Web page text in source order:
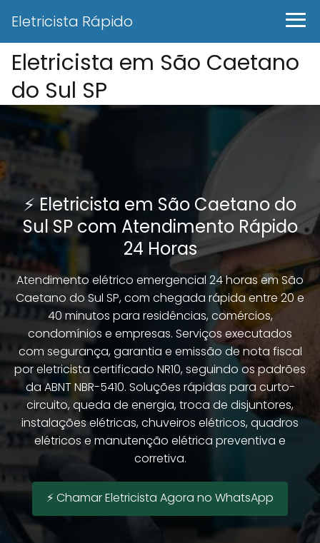
Eletricista Rápido
Eletricista em São Caetano
do Sul SP
⚡ Eletricista em São Caetano do
Sul SP com Atendimento Rápido
24 Horas
Atendimento elétrico emergencial 24 horas em São
Caetano do Sul SP, com chegada rápida entre 20 e
40 minutos para residências, comércios,
condomínios e empresas. Serviços executados
com segurança, garantia e emissão de nota fiscal
por eletricista certificado NR10, seguindo os padrões
da ABNT NBR-5410. Soluções rápidas para curto-
circuito, queda de energia, troca de disjuntores,
instalações elétricas, chuveiros elétricos, quadros
elétricos e manutenção elétrica preventiva e
corretiva.
⚡ Chamar Eletricista Agora no WhatsApp